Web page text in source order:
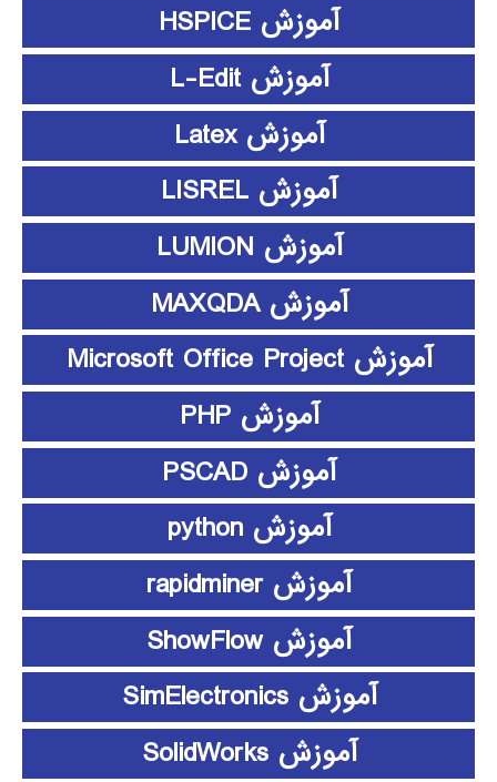
آموزش HSPICE
آموزش L-Edit
آموزش Latex
آموزش LISREL
آموزش LUMION
آموزش MAXQDA
آموزش Microsoft Office Project
آموزش PHP
آموزش PSCAD
آموزش python
آموزش rapidminer
آموزش ShowFlow
آموزش SimElectronics
آموزش SolidWorks